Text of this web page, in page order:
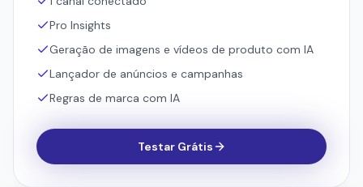
Testar Grátis
Standard
Para criadores independentes.